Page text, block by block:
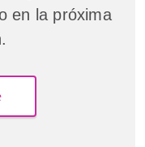
en la próxima